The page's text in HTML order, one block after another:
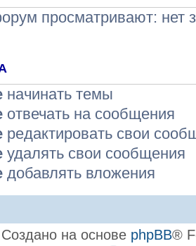
просматривают: нет
начинать темы
отвечать на сообщения
редактировать свои
удалять свои сообщения
добавлять вложения
Создано на основе phpBB®